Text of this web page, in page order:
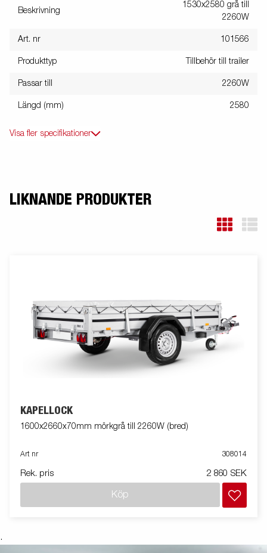
Beskrivning
1530x2580 grå till
2260W
Art. nr 101566
Produkttyp Tillbehör till trailer
Passar till 2260W
Längd (mm) 2580
Visa fler specifikationer
LIKNANDE PRODUKTER
KAPELLOCK
1600x2660x70mm mörkgrå till 2260W (bred)
Art nr 308014
Rek. pris 2 860 SEK
Köp
.